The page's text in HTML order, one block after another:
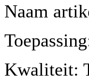
Naam
Kwaliteit: